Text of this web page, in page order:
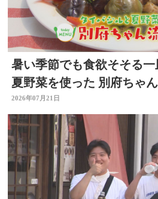
暑い季節でも食欲そそる一
夏野菜を使った 別府ちゃ
店！キッチン別府ちゃん～
2026年07月21日